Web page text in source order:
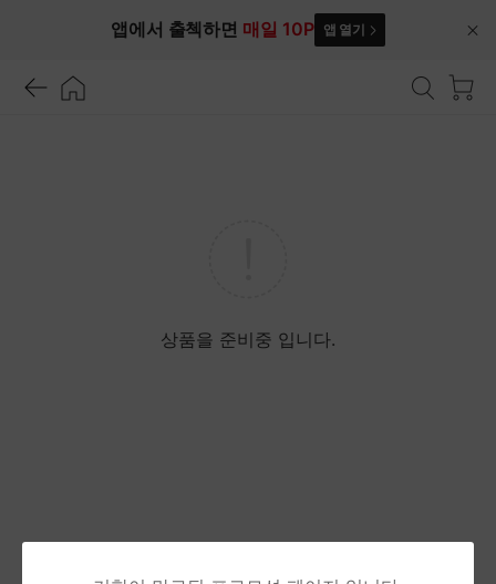
앱에서 출첵하면 매일 10P 앱 열기
닫
상품을 준비중 입니다.